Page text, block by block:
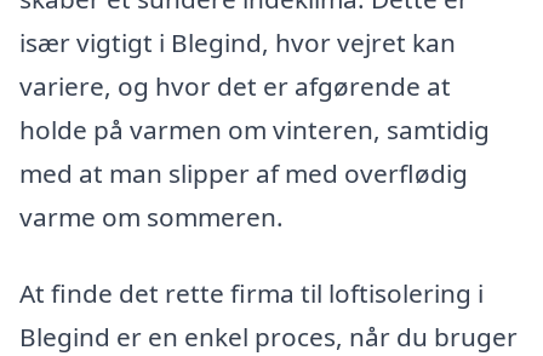
især vigtigt i Blegind, hvor vejret kan
variere, og hvor det er afgørende at
holde på varmen om vinteren, samtidig
med at man slipper af med overflødig
varme om sommeren.
At finde det rette firma til loftisolering i
Blegind er en enkel proces, når du bruger